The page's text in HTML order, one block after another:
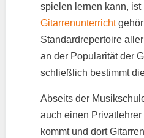
spielen lernen kann, ist
Gitarrenunterricht
Standardrepertoire
an der Popularität der
schließlich bestimmt
Abseits der
auch einen
kommt und dort